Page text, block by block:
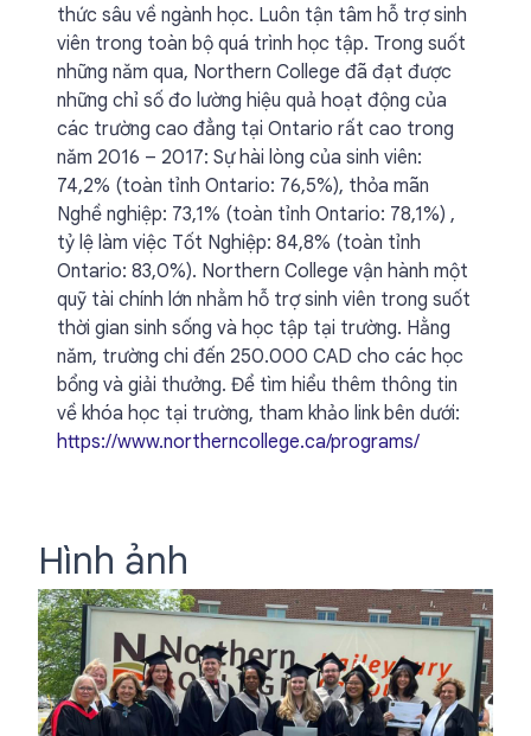
thức sâu về ngành học. Luôn tận tâm hỗ trợ sinh
viên trong toàn bộ quá trình học tập. Trong suốt
những năm qua, Northern College đã đạt được
những chỉ số đo lường hiệu quả hoạt động của
các trường cao đẳng tại Ontario rất cao trong
năm 2016 – 2017: Sự hài lòng của sinh viên:
74,2% (toàn tỉnh Ontario: 76,5%), thỏa mãn
Nghề nghiệp: 73,1% (toàn tỉnh Ontario: 78,1%) ,
tỷ lệ làm việc Tốt Nghiệp: 84,8% (toàn tỉnh
Ontario: 83,0%). Northern College vận hành một
quỹ tài chính lớn nhằm hỗ trợ sinh viên trong suốt
thời gian sinh sống và học tập tại trường. Hằng
năm, trường chi đến 250.000 CAD cho các học
bổng và giải thưởng. Để tìm hiểu thêm thông tin
về khóa học tại trường, tham khảo link bên dưới:
https://www.northerncollege.ca/programs/
Hình ảnh